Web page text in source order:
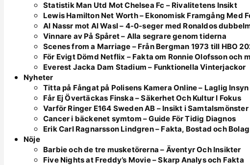
Statistik Man Utd Mot Chelsea Fc – Rivalitetens Insikt
Lewis Hamilton Net Worth – Ekonomisk Framgång Med
Al Nassr mot Al Wasl – 4-0-seger med Ronaldos
Vinnare av På Spåret – Alla segrare genom tiderna
Scenes from a Marriage – Från Bergman 1973 till HBO
För Evigt Dömd Netflix – Fakta om Ronnie Olofsson och
Everest Jacka Dam Stadium – Funktionella Vinterjackor
Nyheter
Titta på Fångat på Polisens Kamera Online – Laglig Insyn
Får Ej Övertäckas Finska – Säkerhet Och Kultur I Fokus
Varför Ringer E164 Sweden AB – Insikt i Samtalsmönster
Cancer i bäckenet symtom – Guide För Tidig Diagnos
Erik Carl Ragnarsson Lindgren – Fakta, Bostad och Bolag
Nöje
Barbie och de tre musketörerna – Äventyr Och Insikter
Five Nights at Freddy’s Movie – Skarp Analys och Fakta